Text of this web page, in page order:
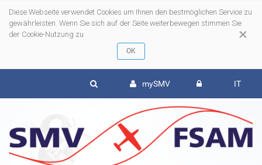
×
Diese Webseite verwendet Cookies um Ihnen den bestmöglichen Service zu
gewährleisten. Wenn Sie sich auf der Seite weiterbewegen stimmen Sie
der Cookie-Nutzung zu
mySMV IT